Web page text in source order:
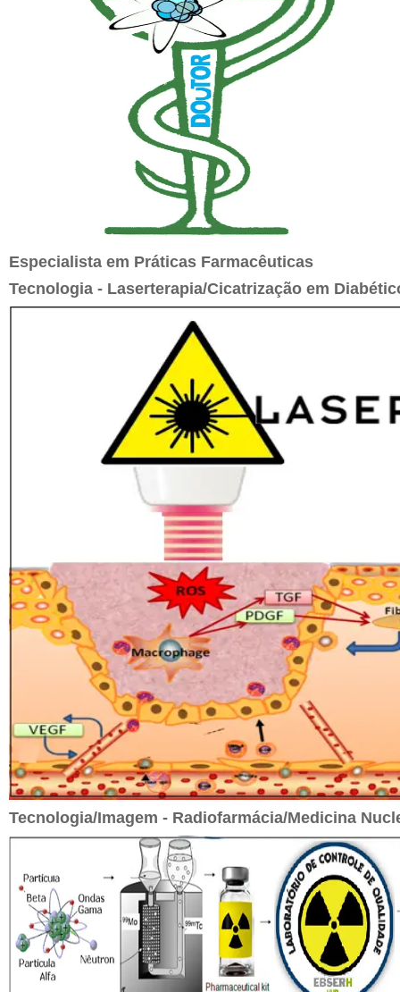
Especialista em Práticas Farmacêuticas
Tecnologia - Laserterapia/Cicatrização em
Tecnologia/Imagem - Radiofarmácia/Medicina